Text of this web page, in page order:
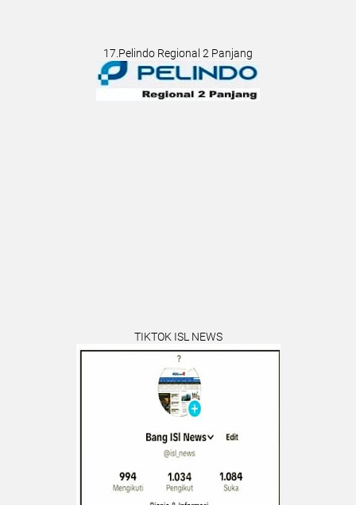
17.Pelindo Regional 2 Panjang
TIKTOK ISL NEWS